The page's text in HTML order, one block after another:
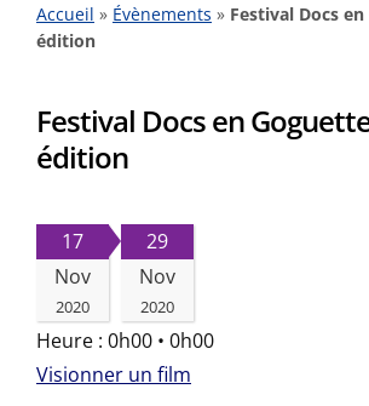
Accueil » Évènements » Festival Docs
édition
Festival Docs en
édition
17
Nov
2020
29
Nov
2020
Heure : 0h00 • 0h00
Visionner un film